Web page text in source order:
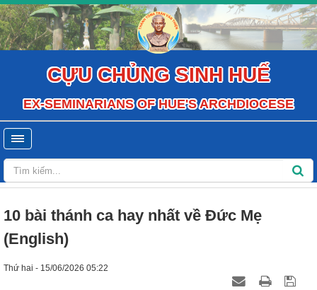
CỰU CHỦNG SINH HUẾ
EX-SEMINARIANS OF HUE'S ARCHDIOCESE
10 bài thánh ca hay nhất về Đức Mẹ
(English)
Thứ hai - 15/06/2026 05:22